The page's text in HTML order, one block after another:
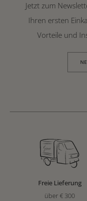
Jetzt zum
Ihren ersten
Vorteile und
Freie Lieferung
über € 300